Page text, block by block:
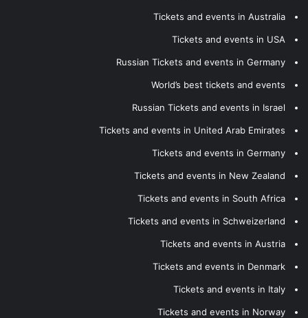
Tickets and events in Australia
Tickets and events in USA
Russian Tickets and events in Germany
World’s best tickets and events
Russian Tickets and events in Israel
Tickets and events in United Arab Emirates
Tickets and events in Germany
Tickets and events in New Zealand
Tickets and events in South Africa
Tickets and events in Schweizerland
Tickets and events in Austria
Tickets and events in Denmark
Tickets and events in Italy
Tickets and events in Norway